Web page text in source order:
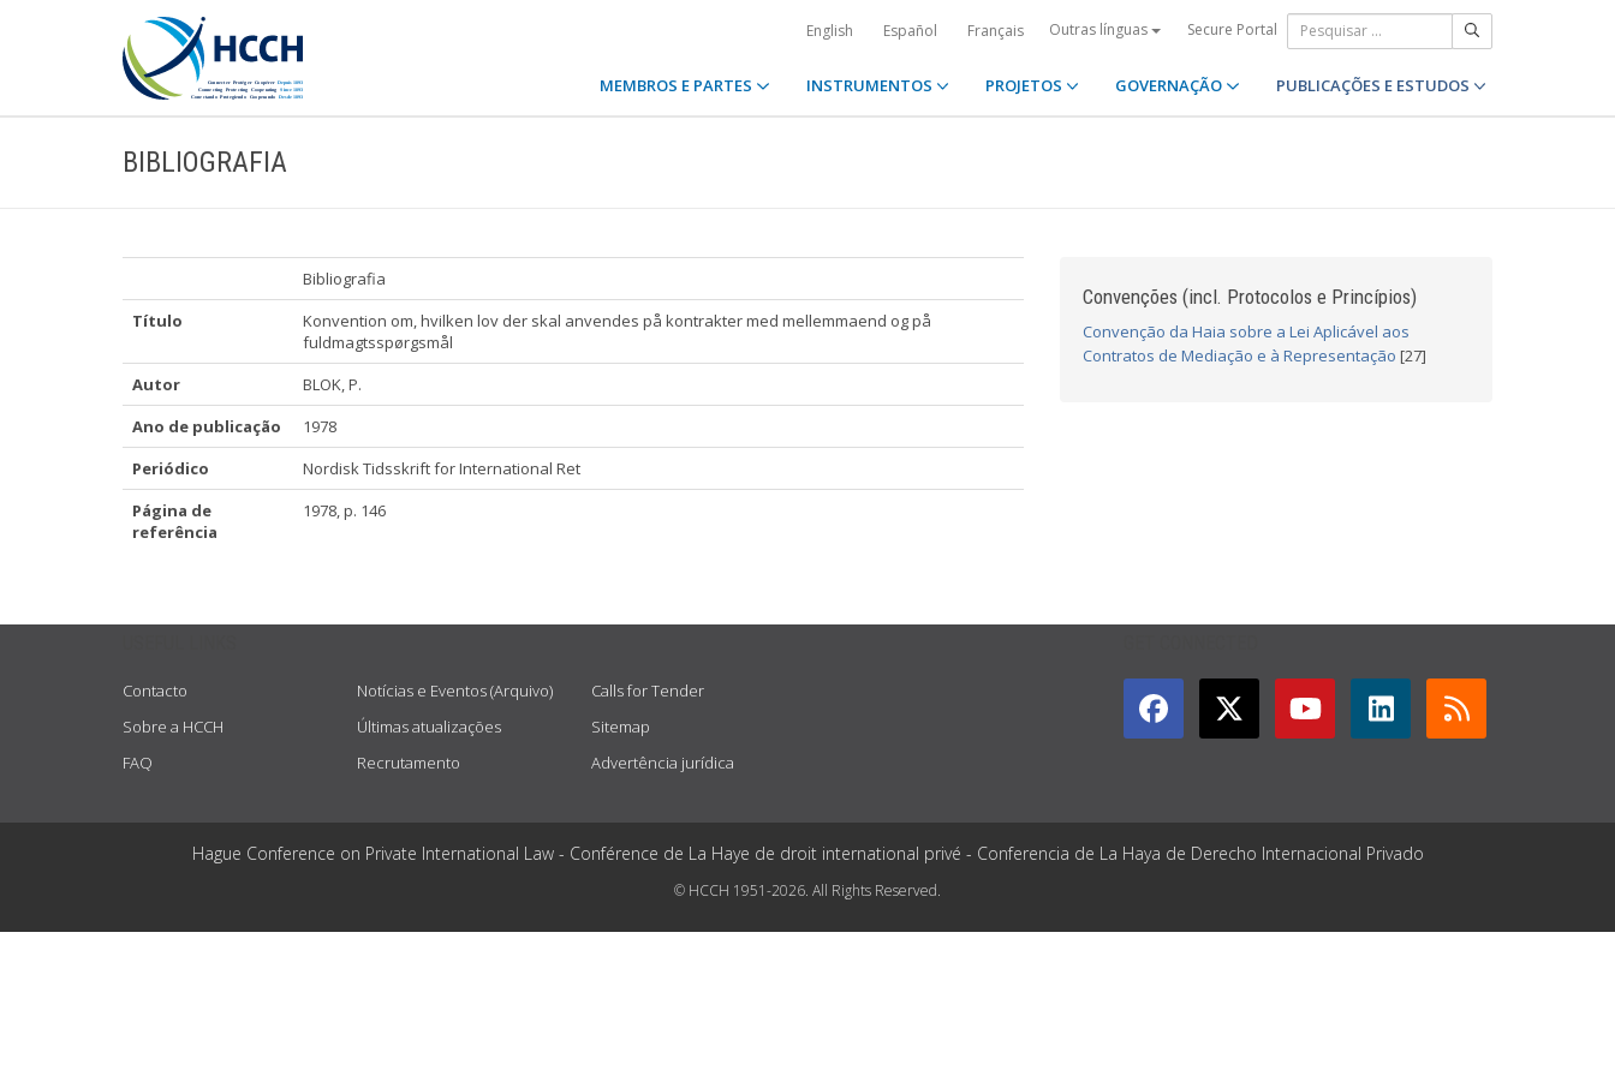
English Español Français Outras línguas Secure Portal
MEMBROS E PARTES INSTRUMENTOS PROJETOS GOVERNAÇÃO PUBLICAÇÕES E ESTUDOS
BIBLIOGRAFIA
Bibliografia
Título
Konvention om, hvilken lov der skal anvendes på kontrakter med mellemmaend og på
fuldmagtsspørgsmål
Autor
BLOK, P.
Ano de publicação
1978
Periódico
Nordisk Tidsskrift for International Ret
Página de
referência
1978, p. 146
Convenções (incl. Protocolos e Princípios)
Convenção da Haia sobre a Lei Aplicável aos
Contratos de Mediação e à Representação [27]
Contacto
Sobre a HCCH
FAQ
Notícias e Eventos (Arquivo)
Últimas atualizações
Recrutamento
Calls for Tender
Sitemap
Advertência jurídica
Hague Conference on Private International Law - Conférence de La Haye de droit international privé - Conferencia de La Haya de Derecho Internacional Privado
© HCCH 1951-2026. All Rights Reserved.